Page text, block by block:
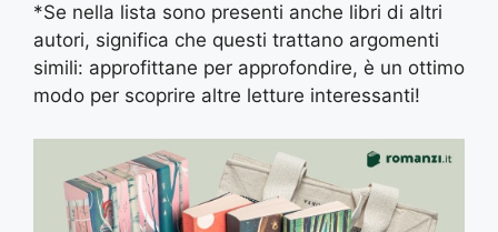
*Se nella lista sono presenti anche libri di altri
autori, significa che questi trattano argomenti
simili: approfittane per approfondire, è un ottimo
modo per scoprire altre letture interessanti!